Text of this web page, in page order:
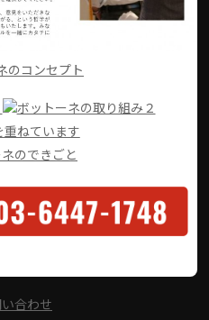
のコンセプト
のできごと